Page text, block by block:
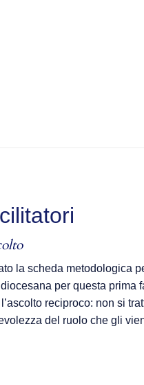
la scheda metodologica
per questa prima
reciproco: non si
del ruolo che gli